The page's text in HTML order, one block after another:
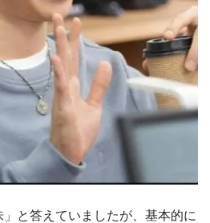
と答えていましたが、基本的に